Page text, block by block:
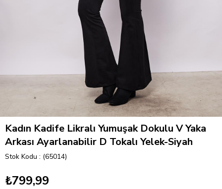
Kadın Kadife Likralı Yumuşak Dokulu V Yaka
Arkası Ayarlanabilir D Tokalı Yelek-Siyah
Stok Kodu (65014)
₺799,99